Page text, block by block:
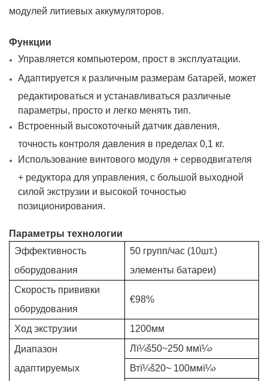
модулей литиевых аккумуляторов.
Функции
Управляется компьютером, прост в эксплуатации.
Адаптируется к различным размерам батарей, может
редактироваться и устанавливаться различные
параметры, просто и легко менять тип.
Встроенный высокоточный датчик давления,
точность контроля давления в пределах 0,1 кг.
Использование винтового модуля + серводвигателя
+ редуктора для управления, с большой выходной
силой экструзии и высокой точностью
позиционирования.
Параметры технологии
Эффективность
оборудования
50 групп/час (10шт.)
элементы батареи)
Скорость прививки
оборудования
€98%
Ход экструзии 1200мм
Диапазон
адаптируемых
Лï¼š50~250 ммï¼›
Втï¼š20~ 100ммï¼›